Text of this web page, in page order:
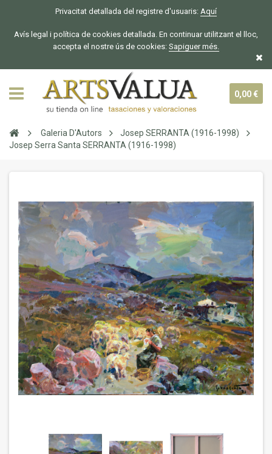
Privacitat detallada del registre d'usuaris: Aquí
Avís legal i política de cookies detallada. En continuar utilitzant el lloc,
accepta el nostre ús de cookies: Sapiguer més.
0,00 €
Galeria D'Autors
Josep SERRANTA (1916-1998)
Josep Serra Santa SERRANTA (1916-1998)